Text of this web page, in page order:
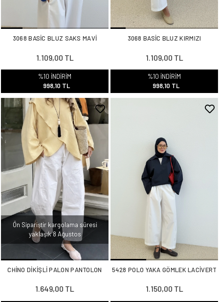
3068 BASİC BLUZ SAKS MAVİ
1.109,00 TL
%10 İNDİRİM
998,10 TL
3068 BASİC BLUZ KIRMIZI
1.109,00 TL
%10 İNDİRİM
998,10 TL
Ön Sipariştir kargolama süresi
yaklaşık 8 Ağustos
CHİNO DİKİŞLİ PALON PANTOLON
1.649,00 TL
5428 POLO YAKA GÖMLEK LACİVERT
1.150,00 TL